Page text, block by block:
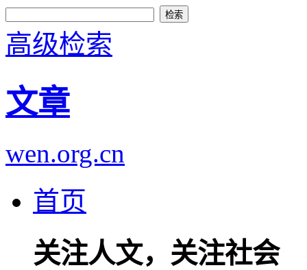
高级检索
文章
wen.org.cn
首页
关注人文，关注社会